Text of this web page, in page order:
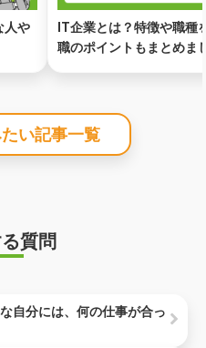
人や
IT企業とは？特徴や職種
職のポイントもまとめま
い記事一覧
質問
自分には、何の仕事が合っ